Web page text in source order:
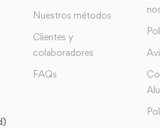
Nuestros métodos
Clientes y
colaboradores
FAQs